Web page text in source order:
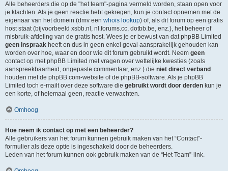
Alle beheerders die op de "het team"-pagina vermeld worden, staan open voor
je klachten. Als je geen reactie hebt gekregen, kun je contact opnemen met de
eigenaar van het domein (dmv een whois lookup) of, als dit forum op een gratis
host staat (bijvoorbeeld xsbb.nl, nl.forums.cc, dotbb.be, enz.), het beheer of
misbruik-afdeling van de gratis host. Wees je er bewust van dat phpBB Limited
geen inspraak heeft en dus in geen enkel geval aansprakelijk gehouden kan
worden over hoe, waar en door wie dit forum gebruikt wordt. Neem geen
contact op met phpBB Limited met vragen over wettelijke kwesties (zoals
aanspreekbaarheid, ongepaste commentaar, enz.) die niet direct verband
houden met de phpBB.com-website of de phpBB-software. Als je phpBB
Limited toch e-mailt over deze software die gebruikt wordt door derden kun je
een korte, of helemaal geen, reactie verwachten.
Omhoog
Hoe neem ik contact op met een beheerder?
Alle gebruikers van het forum kunnen gebruik maken van het “Contact”-
formulier als deze optie is ingeschakeld door de beheerders.
Leden van het forum kunnen ook gebruik maken van de “Het Team”-link.